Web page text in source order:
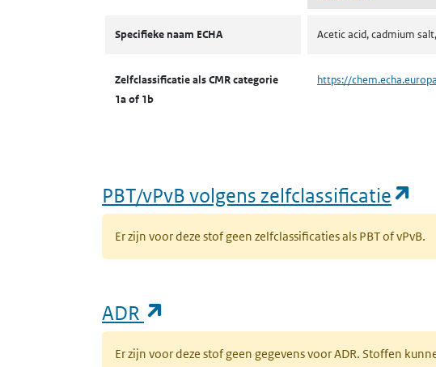
Specifieke naam ECHA Acetic acid, cadmium
Zelfclassificatie als CMR categorie
1a of 1b
https://
PBT/vPvB volgens zelfclassificatie
Er zijn voor deze stof geen zelfclassificaties als PBT of vPvB.
ADR
Er zijn voor deze stof geen gegevens voor ADR. Stoffen